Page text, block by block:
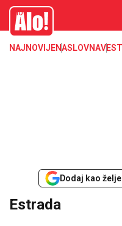
Estrada, poznati, VIP
Alo
NAJNOVIJENASLOVNAVESTI
Dodaj kao
Estrada